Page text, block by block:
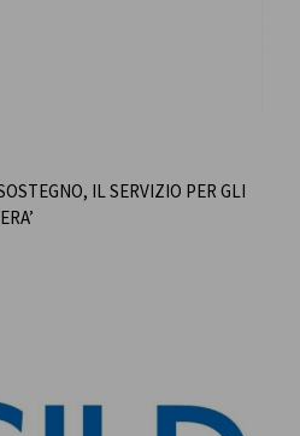
IL SERVIZIO PER GLI